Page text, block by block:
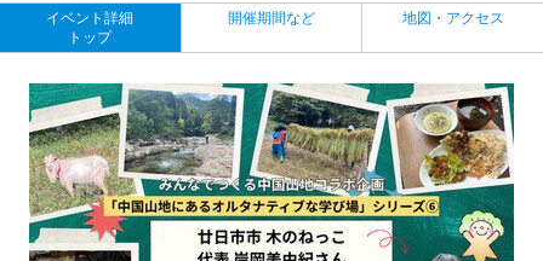
イベント詳細
トップ
開催期間など 地図・アクセス